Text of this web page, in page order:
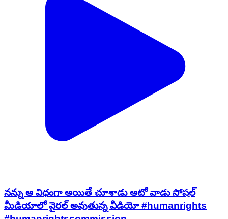
నన్ను ఆ విధంగా అయితే చూశాడు ఆటో వాడు సోషల్
మీడియాలో వైరల్ అవుతున్న వీడియో #humanrights